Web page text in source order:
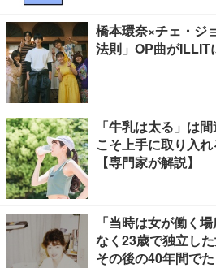
橋本環奈×チェ・ジ
法則」OP曲がILLIT
「牛乳は太る」は
こそ上手に取り入
【専門家が解説】
「当時は女が働く
なく23歳で独立し
その後の40年間で